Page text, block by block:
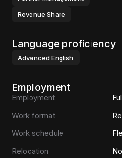
Revenue Share
Language proficiency
Advanced English
Employment
Employment
Full
Work format
Work schedule
Relocation